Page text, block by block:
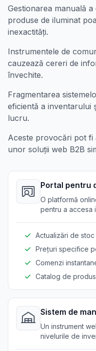
Gestionarea manuală
produse de iluminat
inexactități.
Instrumentele de
cauzează cereri de
învechite.
Fragmentarea
eficientă a inventarului
lucru.
Aceste provocări pot fi
unor soluții web B2B
Portal pentru
O platformă
pentru a accesa
Actualizări de stoc
Prețuri specifice
Comenzi
Catalog de
Sistem de
Un instrument
nivelurile de